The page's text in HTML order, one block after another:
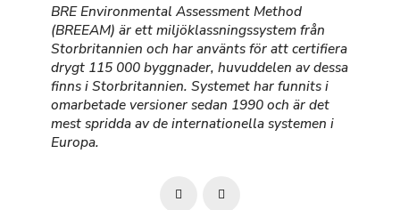
BRE Environmental Assessment Method
(BREEAM) är ett miljöklassningssystem från
Storbritannien och har använts för att certifiera
drygt 115 000 byggnader, huvuddelen av dessa
finns i Storbritannien. Systemet har funnits i
omarbetade versioner sedan 1990 och är det
mest spridda av de internationella systemen i
Europa.
Prev Next